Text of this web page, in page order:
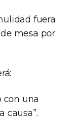
fuera
mesa por
con una
causa”.